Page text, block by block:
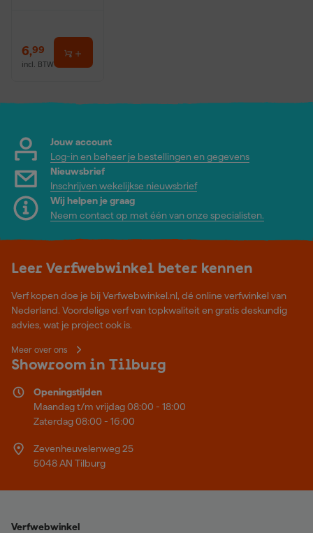
6,99
incl. BTW
Jouw account
Log-in en beheer je bestellingen en gegevens
Nieuwsbrief
Inschrijven wekelijkse nieuwsbrief
Wij helpen je graag
Neem contact op met één van onze specialisten.
Leer Verfwebwinkel beter kennen
Verf kopen doe je bij Verfwebwinkel.nl, dé online verfwinkel van
Nederland. Voordelige verf van topkwaliteit en gratis deskundig
advies, wat je project ook is.
Meer over ons
Showroom in Tilburg
Openingstijden
Maandag t/m vrijdag 08:00 - 18:00
Zaterdag 08:00 - 16:00
Zevenheuvelenweg 25
5048 AN Tilburg
Verfwebwinkel